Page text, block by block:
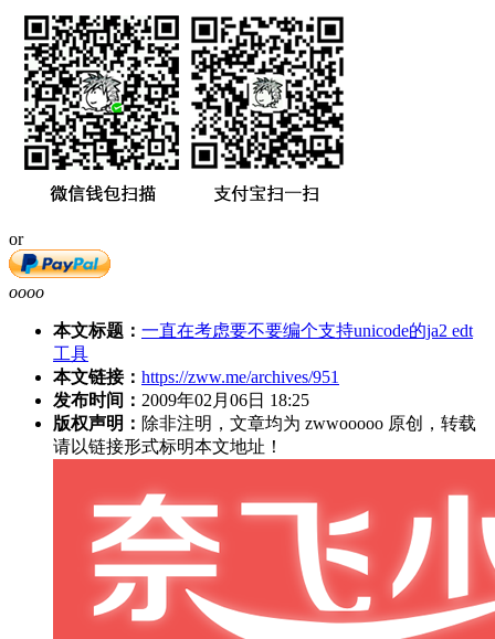
or
oooo
本文标题： 一直在考虑要不要编个支持unicode的ja2 edt
工具
本文链接： https://zww.me/archives/951
发布时间： 2009年02月06日 18:25
版权声明： 除非注明，文章均为 zwwooooo 原创，转载
请以链接形式标明本文地址！